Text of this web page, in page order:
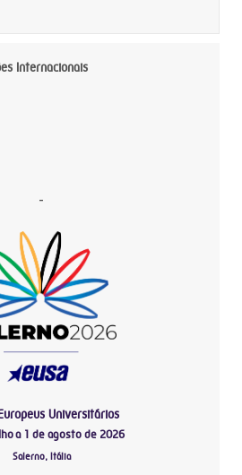
Internacionais
-
Universitários
a 1 de agosto de 2026
Salerno, Itália